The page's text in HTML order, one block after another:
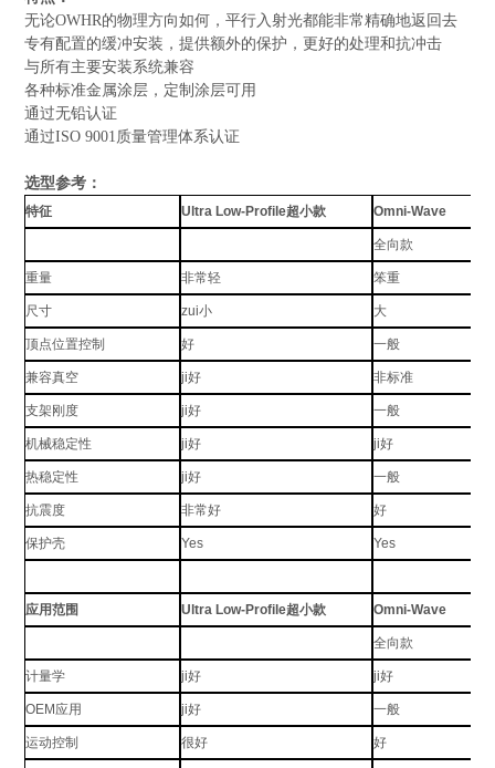
无论OWHR的物理方向如何，平行入射光都能非常精确地返回去
专有配置的缓冲安装，提供额外的保护，更好的处理和抗冲击
与所有主要安装系统兼容
各种标准金属涂层，定制涂层可用
通过无铅认证
通过ISO 9001质量管理体系认证
选型参考：
特征 Ultra Low-Profile超小款 Omni-Wave
全向款
重量 非常轻 笨重
尺寸 zui小 大
顶点位置控制 好 一般
兼容真空 ji好 非标准
支架刚度 ji好 一般
机械稳定性 ji好 ji好
热稳定性 ji好 一般
抗震度 非常好 好
保护壳 Yes Yes
应用范围 Ultra Low-Profile超小款 Omni-Wave
全向款
计量学 ji好 ji好
OEM应用 ji好 一般
运动控制 很好 好